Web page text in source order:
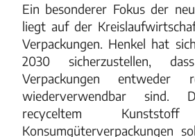
Ein besonderer Fokus der
liegt auf der
Verpackungen. Henkel hat
2030 sicherzustellen,
Verpackungen entweder
wiederverwendbar
recyceltem
Konsumgüterverpackungen